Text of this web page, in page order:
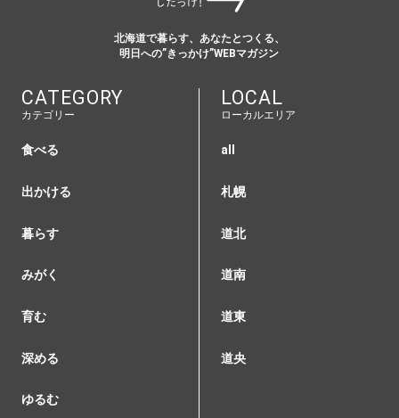
北海道で暮らす、あなたとつくる、
明日への”きっかけ”WEBマガジン
CATEGORY
カテゴリー
食べる
出かける
暮らす
みがく
育む
深める
ゆるむ
LOCAL
ローカルエリア
all
札幌
道北
道南
道東
道央